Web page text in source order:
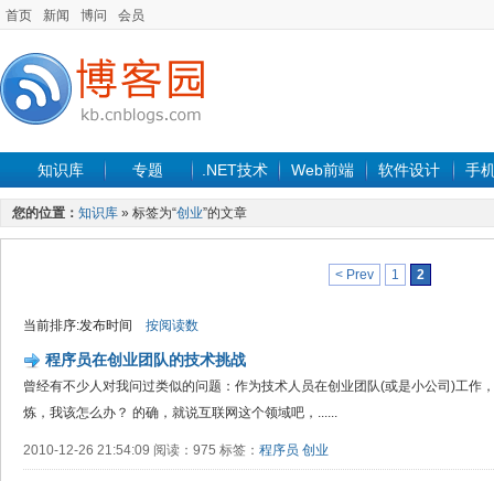
首页 新闻 博问 会员
知识库 专题 .NET技术 Web前端 软件设计 手
您的位置： 知识库 » 标签为“创业”的文章
< Prev 1 2
当前排序:发布时间 按阅读数
程序员在创业团队的技术挑战
曾经有不少人对我问过类似的问题：作为技术人员在创业团队(或是小公司)工作
炼，我该怎么办？ 的确，就说互联网这个领域吧，......
2010-12-26 21:54:09 阅读：975 标签： 程序员 创业